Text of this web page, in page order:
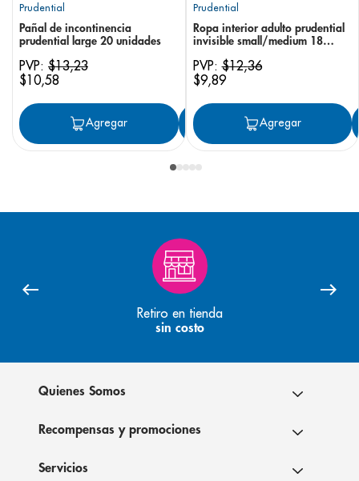
Prudential
Pañal de incontinencia
prudential large 20 unidades
PVP: $13,23
$10,58
Agregar Agregar
Prudential
Ropa interior adulto prudential
invisible small/medium 18
PVP:$12,36
$9,89
Agregar
Retiro en tienda
sin costo
Quienes Somos
Recompensas y promociones
Servicios